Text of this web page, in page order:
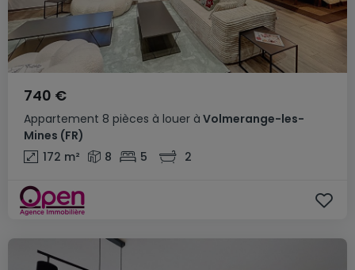
Appartement 8 pièces à louer à Volmerange-les-
Mines (FR)
740 €
172 m² 8 5 2